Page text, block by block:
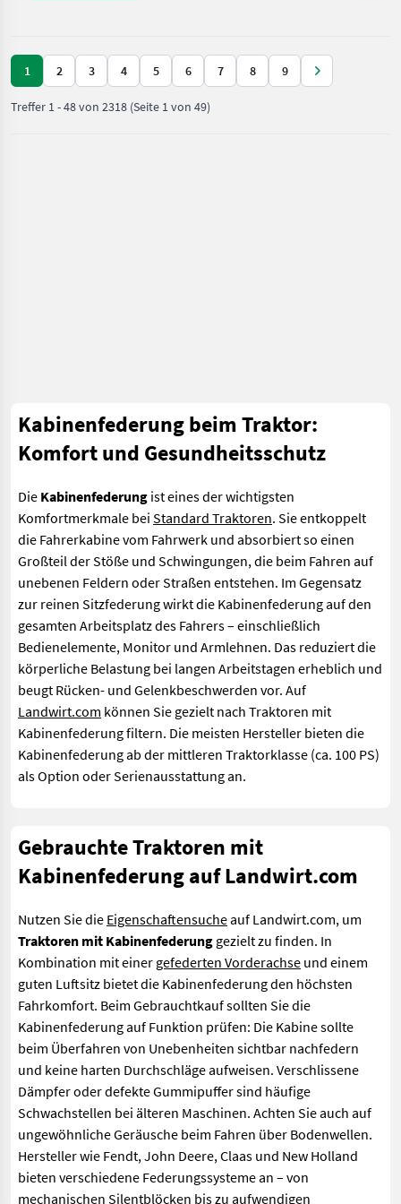
Steyr
1 2 3 4 5 6 7 8 9
Treffer 1-48von 2318 (Seite 1 von 49)
Kabinenfederung beim Traktor:
Komfort und Gesundheitsschutz
Die Kabinenfederung ist eines der wichtigsten
Komfortmerkmale bei Standard Traktoren. Sie entkoppelt
die Fahrerkabine vom Fahrwerk und absorbiert so einen
Großteil der Stöße und Schwingungen, die beim Fahren auf
unebenen Feldern oder Straßen entstehen. Im Gegensatz
zur reinen Sitzfederung wirkt die Kabinenfederung auf den
gesamten Arbeitsplatz des Fahrers – einschließlich
Bedienelemente, Monitor und Armlehnen. Das reduziert die
körperliche Belastung bei langen Arbeitstagen erheblich und
beugt Rücken- und Gelenkbeschwerden vor. Auf
Landwirt.com können Sie gezielt nach Traktoren mit
Kabinenfederung filtern. Die meisten Hersteller bieten die
Kabinenfederung ab der mittleren Traktorklasse (ca. 100 PS)
als Option oder Serienausstattung an.
Gebrauchte Traktoren mit
Kabinenfederung auf Landwirt.com
Nutzen Sie die Eigenschaftensucheauf Landwirt.com, um
Traktoren mit Kabinenfederung gezielt zu finden. In
Kombination mit einer gefederten Vorderachse und einem
guten Luftsitz bietet die Kabinenfederung den höchsten
Fahrkomfort. Beim Gebrauchtkauf sollten Sie die
Kabinenfederung auf Funktion prüfen: Die Kabine sollte
beim Überfahren von Unebenheiten sichtbar nachfedern
und keine harten Durchschläge aufweisen. Verschlissene
Dämpfer oder defekte Gummipuffer sind häufige
Schwachstellen bei älteren Maschinen. Achten Sie auch auf
ungewöhnliche Geräusche beim Fahren über Bodenwellen.
Hersteller wie Fendt, John Deere, Claas und New Holland
bieten verschiedene Federungssysteme an – von
mechanischen Silentblöcken bis zu aufwendigen